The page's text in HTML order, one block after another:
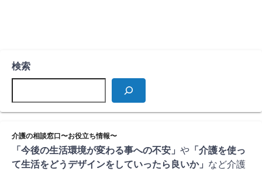
検索
介護の相談窓口〜お役立ち情報〜
「今後の生活環境が変わる事への不安」 や 「介護を使っ
て生活をどうデザインをしていったら良いか」 など介護